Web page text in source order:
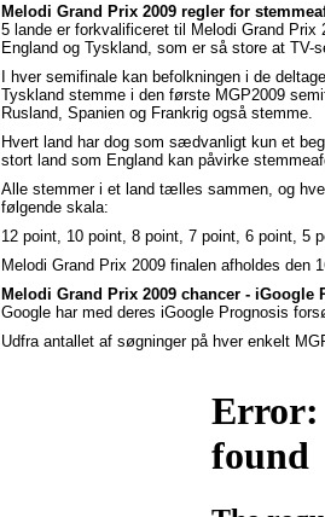
Melodi Grand Prix 2009 regler for
5 lande er forkvalificeret til Melodi Grand
England og Tyskland, som er så store at
I hver semifinale kan befolkningen i de
Tyskland stemme i den første MGP2009
Rusland, Spanien og Frankrig også stemme.
Hvert land har dog som sædvanligt kun et
stort land som England kan påvirke
Alle stemmer i et land tælles sammen, og
følgende skala:
12 point, 10 point, 8 point, 7 point, 6 point, 5
Melodi Grand Prix 2009 finalen afholdes den
Melodi Grand Prix 2009 chancer - iGoogle
Google har med deres iGoogle Prognosis
Udfra antallet af søgninger på hver enkelt